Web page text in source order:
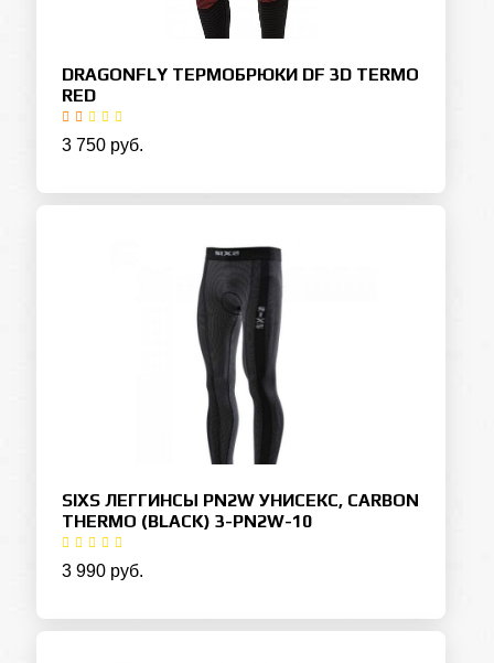
DRAGONFLY ТЕРМОБРЮКИ DF 3D TERMO
RED
3 750 руб.
SIXS ЛЕГГИНСЫ PN2W УНИСЕКС, CARBON
THERMO (BLACK) 3-PN2W-10
3 990 руб.